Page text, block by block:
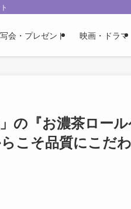
会・プレゼント 映画・ドラマ
の『お濃茶ロー
こそ品質にこだ